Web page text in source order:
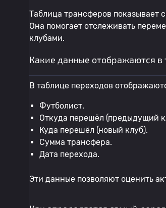
Таблица трансферов показывает
Она помогает отслеживать
клубами.
Какие данные отображаются
В таблице переходов
Футболист.
Откуда перешёл (предыдущий
Куда перешёл (новый клуб).
Сумма трансфера.
Дата перехода.
Эти данные позволяют оценить